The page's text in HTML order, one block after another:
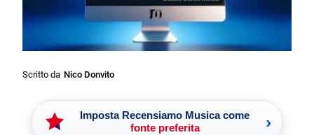
Scritto da Nico Donvito
Imposta Recensiamo Musica come
fonte preferita
›